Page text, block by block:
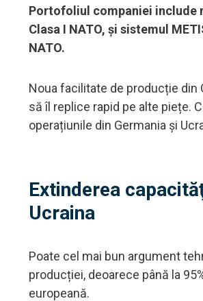
Portofoliul companiei include
Clasa I NATO, și sistemul
NATO.
Noua facilitate de producție din
să îl replice rapid pe alte piețe.
operațiunile din Germania și
Extinderea
Ucraina
Poate cel mai bun argument
producției, deoarece până la
europeană.